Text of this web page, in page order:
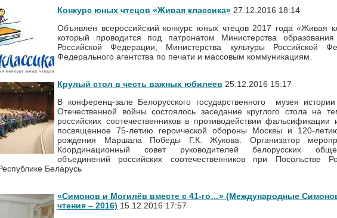
Конкурс юных чтецов «Живая классика» 27.12.2016 18:14
Объявлен всероссийский конкурс юных чтецов 2017 года «Живая
который проводится под патронатом Министерства
Российской Федерации, Министерства культуры Российской
Федерального агентства по печати и массовым коммуникациям.
Крулый стол в честь важных юбилеев 25.12.2016 15:17
В конференц-зале Белорусского государственного музея
Отечественной войны состоялось заседание круглого стола на
российских соотечественников в противодействии фальсификации
посвященное 75-летию героической обороны Москвы и 120-
рождения Маршала Победы Г.К. Жукова. Организатор
Координационный совет руководителей белорусских
объединений российских соотечественников при Посольстве
Беларусь
«Симонов и Могилёв вместе с 41-го…» (Международные
чтения – 2016) 15.12.2016 17:57